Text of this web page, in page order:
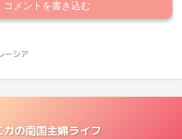
コメントを書き込む
ーシア
カの南国主婦ライフ